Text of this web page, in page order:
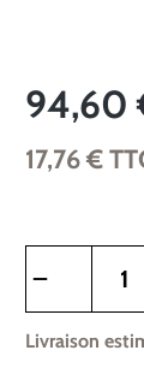
94,60
17,76 €
Livraison